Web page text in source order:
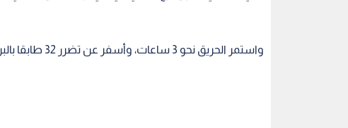
واستمر الحريق نحو 3 ساعات، وأسفر عن تضرر 32 طابقا بالبرج، وإصابة 7 من المارة بالاختناق.